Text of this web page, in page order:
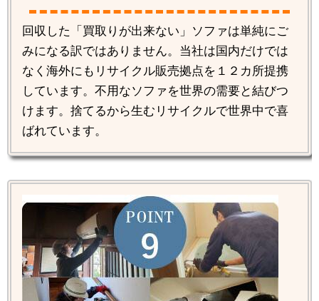
回収した「買取りが出来ない」ソファは単純にご
みになる訳ではありません。当社は国内だけでは
なく海外にもリサイクル販売拠点を１２カ所提携
しています。不用なソファを世界の需要と結びつ
けます。捨てるから生むリサイクルで世界中で喜
ばれています。